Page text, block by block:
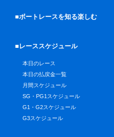
■ボートレースを知る楽しむ
■レーススケジュール
本日のレース
本日の払戻金一覧
月間スケジュール
SG・PG1スケジュール
G1・G2スケジュール
G3スケジュール